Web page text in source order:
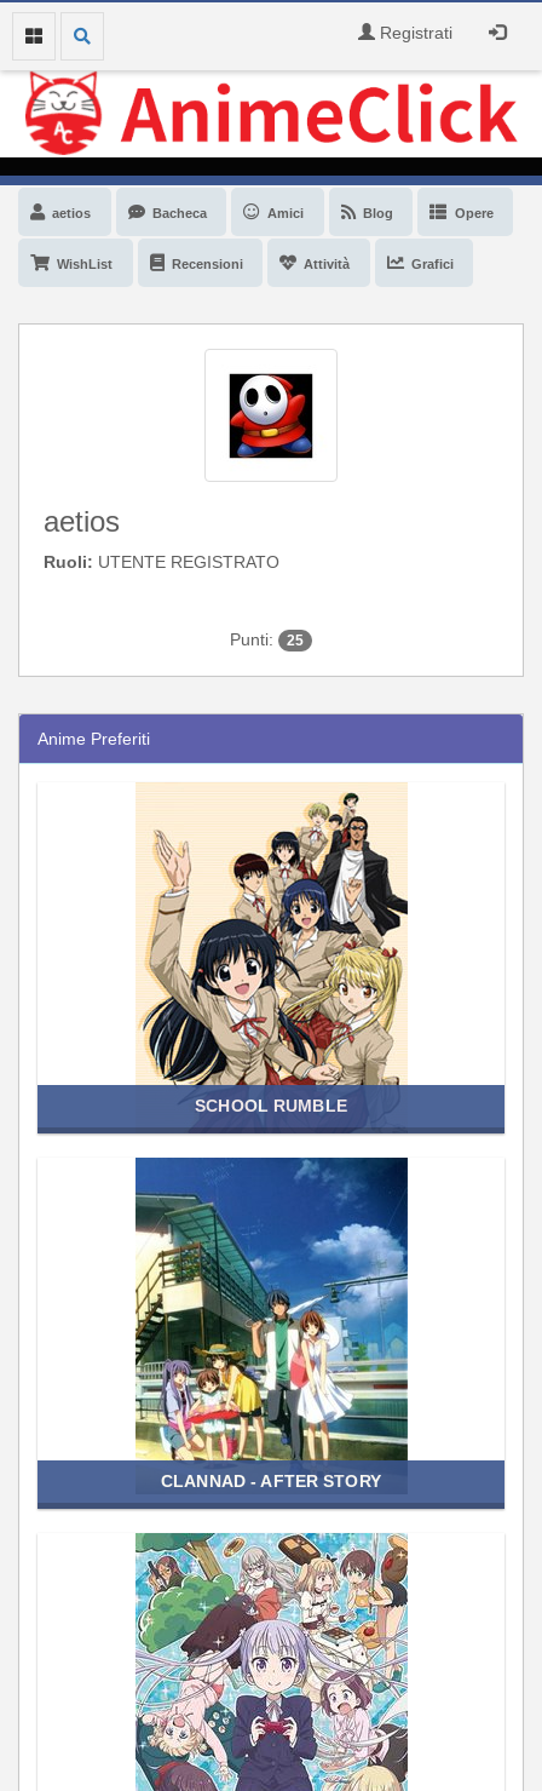
Registrati
aetios Bacheca Amici Blog Opere
WishList Recensioni Attività Grafici
aetios
Ruoli: UTENTE REGISTRATO
Punti: 25
Anime Preferiti
SCHOOL RUMBLE
CLANNAD - AFTER STORY